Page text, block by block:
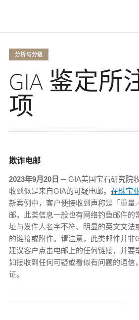
分析与分级
GIA 鉴定所
项
欺诈电邮
2023年9月20日 ─ GIA美国宝石研究院
收到似是来自GIA的可疑电邮。 在珠宝
新案例中，客户便接收到声称是「重量
邮。此类信息一般也有网络钓鱼邮件的
址与发件人名字不符、明显的英文文法
的链接或附件。请注意，此类邮件并非
建议客户点击电邮上的任何链接，并要
如接收到任何可疑或看似有问题的通信
证。